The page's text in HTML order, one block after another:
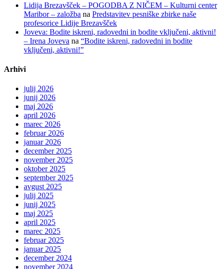
Lidija Brezavšček – POGODBA Z NIČEM – Kulturni center
Maribor – založba na Predstavitev pesniške zbirke naše
profesorice Lidije Brezavšček
Joveva: Bodite iskreni, radovedni in bodite vključeni, aktivni!
– Irena Joveva na “Bodite iskreni, radovedni in bodite
vključeni, aktivni!”
Arhivi
julij 2026
junij 2026
maj 2026
april 2026
marec 2026
februar 2026
januar 2026
december 2025
november 2025
oktober 2025
september 2025
avgust 2025
julij 2025
junij 2025
maj 2025
april 2025
marec 2025
februar 2025
januar 2025
december 2024
november 2024